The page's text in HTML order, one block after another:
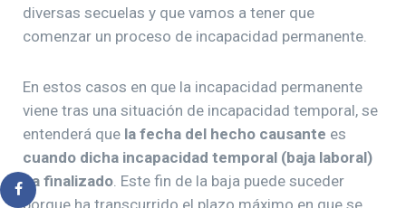
diversas secuelas y que vamos a tener que
comenzar un proceso de incapacidad permanente.
En estos casos en que la incapacidad permanente
viene tras una situación de incapacidad temporal, se
entenderá que la fecha del hecho causante es
cuando dicha incapacidad temporal (baja laboral)
ha finalizado. Este fin de la baja puede suceder